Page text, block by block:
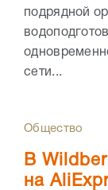
подрядной
сети...
Общество
В
на